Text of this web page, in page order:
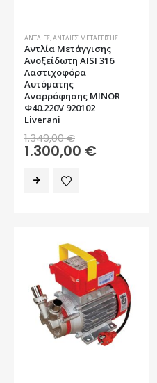
ΑΝΤΛΊΕΣ,ΑΝΤΛΊΕΣ ΜΕΤΆΓΓΙΣΗΣ
Αντλία Μετάγγισης
Ανοξείδωτη AISI 316
Λαστιχοφόρα
Αυτόματης
Αναρρόφησης MINOR
Φ40.220V 920102
Liverani
1.349,00€price
was:
1.300,00 €Η